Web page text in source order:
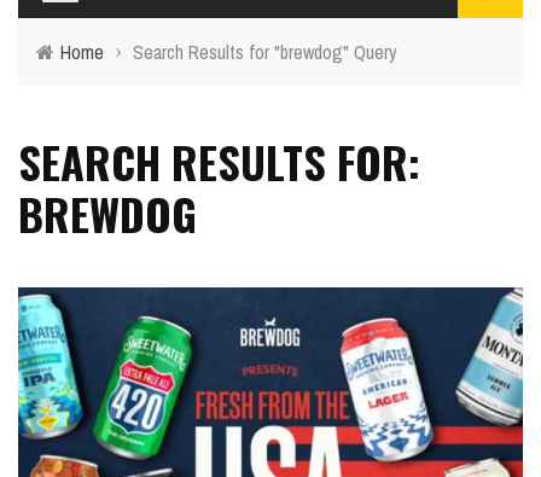
Home › Search Results for "brewdog" Query
SEARCH RESULTS FOR:
BREWDOG